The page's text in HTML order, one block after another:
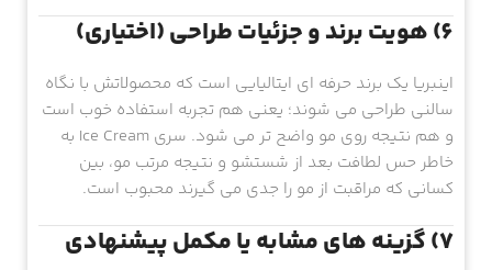
6) هویت برند و جزئیات طراحی (اختیاری)
اینبریا یک برند حرفه ای ایتالیایی است که محصولاتش با نگاه
سالنی طراحی می شوند؛ یعنی هم تجربه استفاده خوب است
و هم نتیجه روی مو واضح تر می شود. سری Ice Cream به
خاطر حس لطافت بعد از شستشو و نتیجه مرتب مو، بین
کسانی که مراقبت از مو را جدی می گیرند محبوب است.
7) گزینه های مشابه یا مکمل پیشنهادی